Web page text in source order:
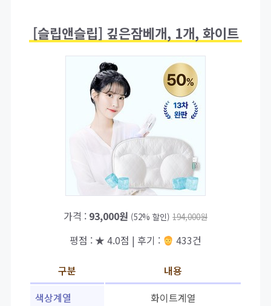
[슬립앤슬립] 깊은잠베개, 1개, 화이트
가격 : 93,000원 (52% 할인) 194,000원
평점 : ★ 4.0점 | 후기 : 433건
구분
내용
색상계열
화이트계열